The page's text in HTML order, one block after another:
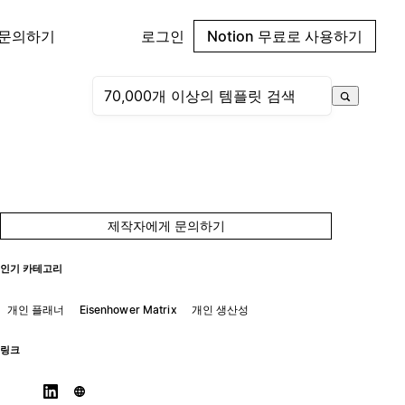
의하기 로그인 Notion 무료로 사용하기
제작자에게 문의하기
인기 카테고리
개인 플래너 Eisenhower Matrix 개인 생산성
링크